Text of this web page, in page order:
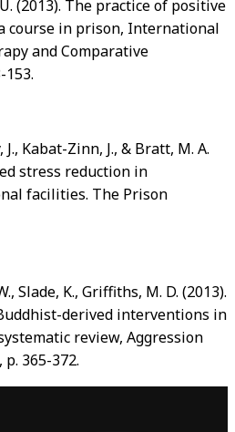
(2013). The practice of positive
course in prison, International
and Comparative
153.
Kabat-Zinn, J., & Bratt, M. A.
stress reduction in
facilities. The Prison
Slade, K., Griffiths, M. D. (2013).
derived interventions in
review, Aggression
365-372.